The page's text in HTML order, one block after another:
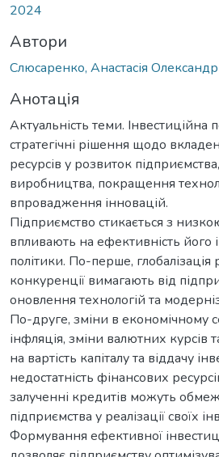
2024
Автори
Слюсаренко, Анастасія
Анотація
Актуальність теми. Інвестиційна
стратегічні рішення щодо
ресурсів у розвиток
виробництва, покращення
впровадження інновацій.
Підприємство стикається з
впливають на ефективність його
політики. По-перше, глобалізація
конкуренції вимагають від
оновлення технологій та
По-друге, зміни в економічному
інфляція, зміни валютних курсів
на вартість капіталу та віддачу
недостатність фінансових
залученні кредитів можуть
підприємства у реалізації своїх
Формування ефективної